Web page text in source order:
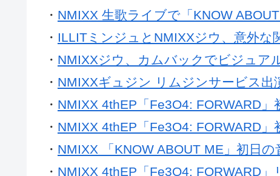
・ NMIXX 生歌ライブで「KNOW
・ ILLITミンジュとNMIXXジウ、意外な
・ NMIXXジウ、カムバックでビジュア
・ NMIXXギュジン リムジンサービス出
・ NMIXX 4thEP「Fe3O4: FORWARD」
・ NMIXX 4thEP「Fe3O4: FORWARD」
・ NMIXX 「KNOW ABOUT ME」初日の
・ NMIXX 4thEP「Fe3O4: FORWARD